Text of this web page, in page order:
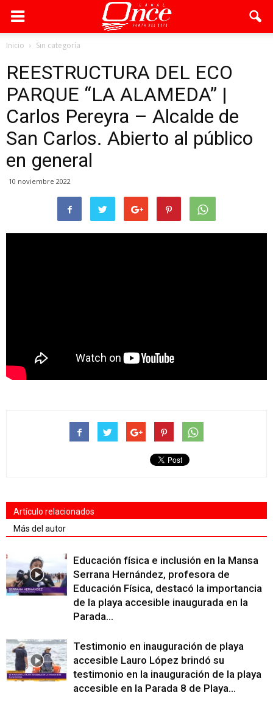
Inicio Sin categoría
REESTRUCTURA DEL ECO
PARQUE “LA ALAMEDA” |
Carlos Pereyra – Alcalde de
San Carlos. Abierto al público
en general
10 noviembre 2022
Artículo relacionados
Más del autor
Educación física e inclusión en la Mansa
Serrana Hernández, profesora de
Educación Física, destacó la importancia
de la playa accesible inaugurada en la
Parada...
Testimonio en inauguración de playa
accesible Lauro López brindó su
testimonio en la inauguración de la playa
accesible en la Parada 8 de Playa...